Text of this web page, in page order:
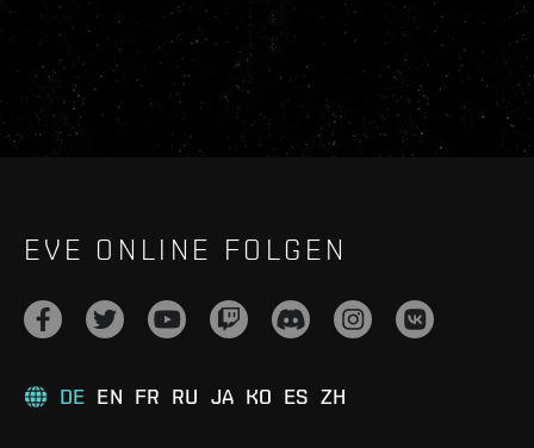
EVE ONLINE FOLGEN
DE EN FR RU JA KO ES ZH